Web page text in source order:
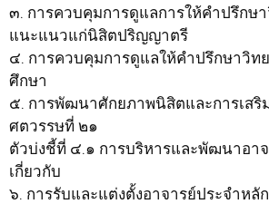
๓. การควบคุมการดูแลการให้คำปรึกษ
แนะแนวแก่นิสิตปริญญาตรี
๔. การควบคุมการดูแลให้คำปรึกษาวิ
ศึกษา
๕. การพัฒนาศักยภาพนิสิตและการเสริ
ศตวรรษที่ ๒๑
ตัวบ่งชี้ที่ ๔.๑ การบริหารและพัฒนาอาจ
เกี่ยวกับ
๖. การรับและแต่งตั้งอาจารย์ประจำหลั